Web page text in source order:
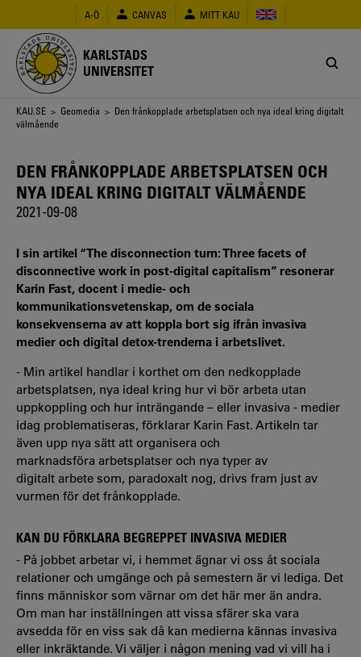
huvudinnehåll
A-Ö CANVAS MITT KAU
KARLSTADS
UNIVERSITET
Länkstig
KAU.SE > Geomedia > Den frånkopplade arbetsplatsen och nya ideal kring digitalt
välmående
DEN FRÅNKOPPLADE ARBETSPLATSEN OCH
NYA IDEAL KRING DIGITALT VÄLMÅENDE
2021-09-08
I sin artikel “The disconnection turn: Three facets of
disconnective work in post-digital capitalism” resonerar
Karin Fast, docent i medie- och
kommunikationsvetenskap, om de sociala
konsekvenserna av att koppla bort sig ifrån invasiva
medier och digital detox-trenderna i arbetslivet.
- Min artikel handlar i korthet om den nedkopplade
arbetsplatsen, nya ideal kring hur vi bör arbeta utan
uppkoppling och hur inträngande – eller invasiva - medier
idag problematiseras, förklarar Karin Fast. Artikeln tar
även upp nya sätt att organisera och
marknadsföra arbetsplatser och nya typer av
digitalt arbete som, paradoxalt nog, drivs fram just av
vurmen för det frånkopplade.
KAN DU FÖRKLARA BEGREPPET INVASIVA MEDIER
- På jobbet arbetar vi, i hemmet ägnar vi oss åt sociala
relationer och umgänge och på semestern är vi lediga. Det
finns människor som värnar om det här mer än andra.
Om man har inställningen att vissa sfärer ska vara
avsedda för en viss sak då kan medierna kännas invasiva
eller inkräktande. Vi väljer i någon mening vad vi vill ha i